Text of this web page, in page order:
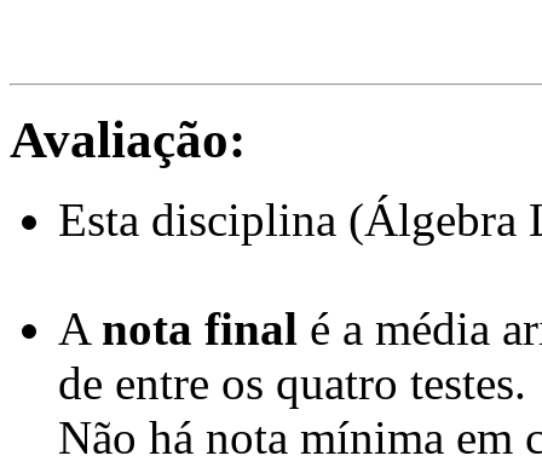
Avaliação:
Esta disciplina
A nota final é a média
de entre os quatro testes.
Não há nota mínima em